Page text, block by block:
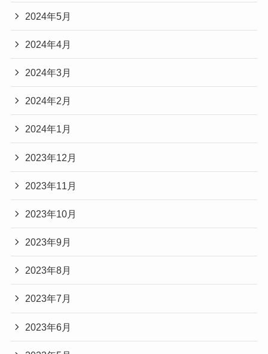
2024年5月
2024年4月
2024年3月
2024年2月
2024年1月
2023年12月
2023年11月
2023年10月
2023年9月
2023年8月
2023年7月
2023年6月